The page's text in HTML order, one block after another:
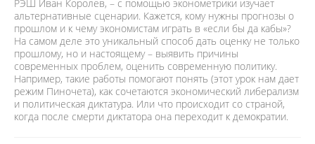
РЭШ Иван Королев, – с помощью эконометрики изучает
альтернативные сценарии. Кажется, кому нужны прогнозы о
прошлом и к чему экономистам играть в «если бы да кабы»?
На самом деле это уникальный способ дать оценку не только
прошлому, но и настоящему – выявить причины
современных проблем, оценить современную политику.
Например, такие работы помогают понять (этот урок нам дает
режим Пиночета), как сочетаются экономический либерализм
и политическая диктатура. Или что происходит со страной,
когда после смерти диктатора она переходит к демократии.